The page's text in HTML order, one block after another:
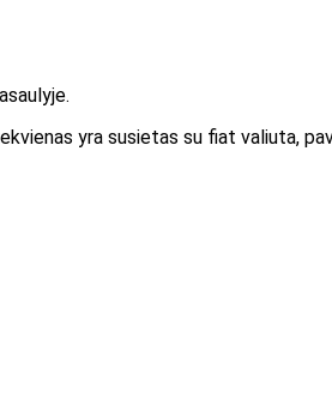
yra susietas su fiat valiuta,